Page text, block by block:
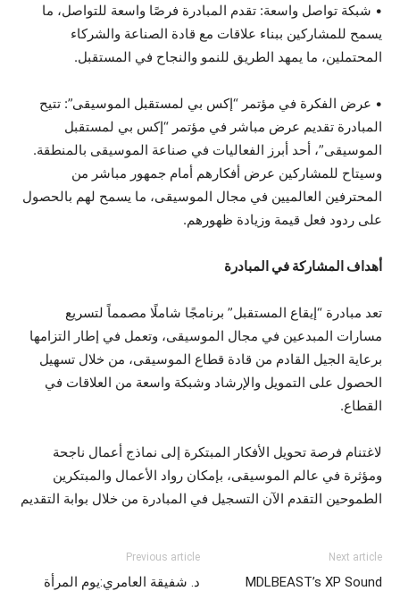
• شبكة تواصل واسعة: تقدم المبادرة فرصًا واسعة للتواصل، ما
يسمح للمشاركين ببناء علاقات مع قادة الصناعة والشركاء
المحتملين، ما يمهد الطريق للنمو والنجاح في المستقبل.
• عرض الفكرة في مؤتمر “إكس بي لمستقبل الموسيقى”: تتيح
المبادرة تقديم عرض مباشر في مؤتمر “إكس بي لمستقبل
الموسيقى”، أحد أبرز الفعاليات في صناعة الموسيقى بالمنطقة.
وسيتاح للمشاركين عرض أفكارهم أمام جمهور مباشر من
المحترفين العالميين في مجال الموسيقى، ما يسمح لهم بالحصول
على ردود فعل قيمة وزيادة ظهورهم.
أهداف المشاركة في المبادرة
تعد مبادرة “إيقاع المستقبل” برنامجًا شاملًا مصمماً لتسريع
مسارات المبدعين في مجال الموسيقى، وتعمل في إطار التزامها
برعاية الجيل القادم من قادة قطاع الموسيقى، من خلال تسهيل
الحصول على التمويل والإرشاد وشبكة واسعة من العلاقات في
القطاع.
لاغتنام فرصة تحويل الأفكار المبتكرة إلى نماذج أعمال ناجحة
ومؤثرة في عالم الموسيقى، بإمكان رواد الأعمال والمبتكرين
الطموحين التقدم الآن التسجيل في المبادرة من خلال بوابة التقديم
Previous article
د. شفيقة العامري:يوم المرأة
Next article
MDLBEAST’s XP Sound